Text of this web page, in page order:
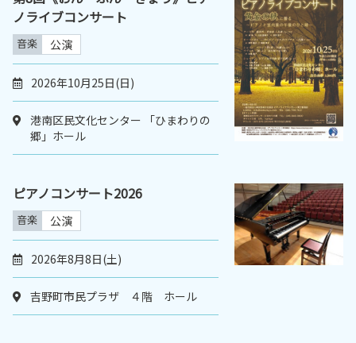
ノライブコンサート
音楽 公演
2026年10月25日(日)
港南区民文化センター 「ひまわりの
郷」ホール
ピアノコンサート2026
音楽 公演
2026年8月8日(土)
吉野町市民プラザ ４階 ホール